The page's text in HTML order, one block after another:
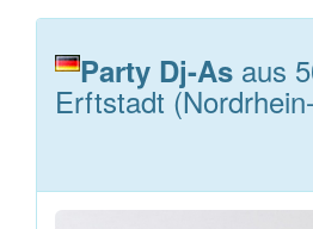
Party Dj-As aus
Erftstadt